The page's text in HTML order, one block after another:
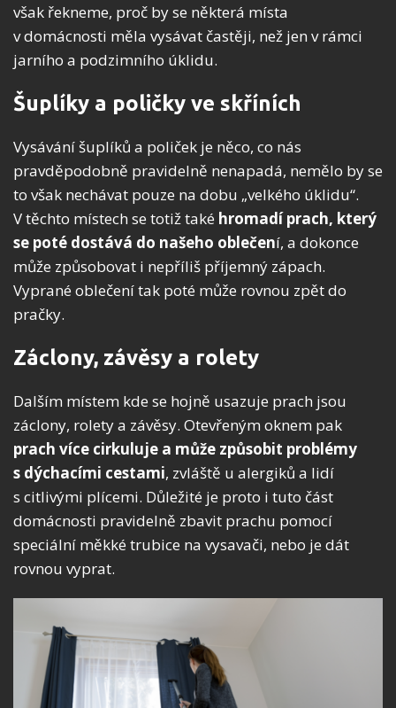
však řekneme, proč by se některá místa
v domácnosti měla vysávat častěji, než jen v rámci
jarního a podzimního úklidu.
Šuplíky a poličky ve skříních
Vysávání šuplíků a poliček je něco, co nás
pravděpodobně pravidelně nenapadá, nemělo by se
to však nechávat pouze na dobu „velkého úklidu“.
V těchto místech se totiž také hromadí prach, který
se poté dostává do našeho oblečení, a dokonce
může způsobovat i nepříliš příjemný zápach.
Vyprané oblečení tak poté může rovnou zpět do
pračky.
Záclony, závěsy a rolety
Dalším místem kde se hojně usazuje prach jsou
záclony, rolety a závěsy. Otevřeným oknem pak
prach více cirkuluje a může způsobit problémy
s dýchacími cestami, zvláště u alergiků a lidí
s citlivými plícemi. Důležité je proto i tuto část
domácnosti pravidelně zbavit prachu pomocí
speciální měkké trubice na vysavači, nebo je dát
rovnou vyprat.